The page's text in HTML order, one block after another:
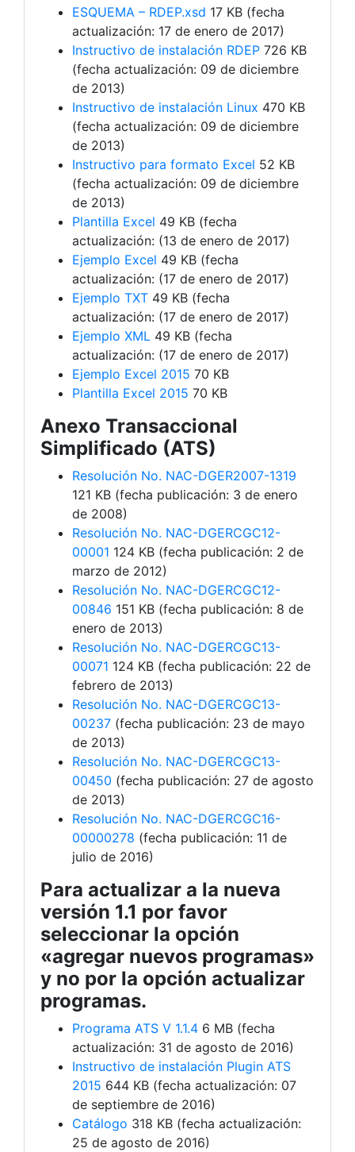
ESQUEMA – RDEP.xsd 17 KB (fecha
actualización: 17 de enero de 2017)
Instructivo de instalación RDEP 726 KB
(fecha actualización: 09 de diciembre
de 2013)
Instructivo de instalación Linux 470 KB
(fecha actualización: 09 de diciembre
de 2013)
Instructivo para formato Excel 52 KB
(fecha actualización: 09 de diciembre
de 2013)
Plantilla Excel 49 KB (fecha
actualización: (13 de enero de 2017)
Ejemplo Excel 49 KB (fecha
actualización: (17 de enero de 2017)
Ejemplo TXT 49 KB (fecha
actualización: (17 de enero de 2017)
Ejemplo XML 49 KB (fecha
actualización: (17 de enero de 2017)
Ejemplo Excel 2015 70 KB
Plantilla Excel 2015 70 KB
Anexo Transaccional
Simplificado (ATS)
Resolución No. NAC-DGER2007-1319
121 KB (fecha publicación: 3 de enero
de 2008)
Resolución No. NAC-DGERCGC12-
00001 124 KB (fecha publicación: 2 de
marzo de 2012)
Resolución No. NAC-DGERCGC12-
00846 151 KB (fecha publicación: 8 de
enero de 2013)
Resolución No. NAC-DGERCGC13-
00071 124 KB (fecha publicación: 22 de
febrero de 2013)
Resolución No. NAC-DGERCGC13-
00237 (fecha publicación: 23 de mayo
de 2013)
Resolución No. NAC-DGERCGC13-
00450 (fecha publicación: 27 de agosto
de 2013)
Resolución No. NAC-DGERCGC16-
00000278 (fecha publicación: 11 de
julio de 2016)
Para actualizar a la nueva
versión 1.1 por favor
seleccionar la opción
«agregar nuevos programas»
y no por la opción actualizar
programas.
Programa ATS V 1.1.4 6 MB (fecha
actualización: 31 de agosto de 2016)
Instructivo de instalación Plugin ATS
2015 644 KB (fecha actualización: 07
de septiembre de 2016)
Catálogo 318 KB (fecha actualización:
25 de agosto de 2016)